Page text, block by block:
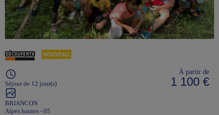
Séjour de 12 jour(s)
BRIANCON
Alpes hautes - 05
À partir de
1 100 €